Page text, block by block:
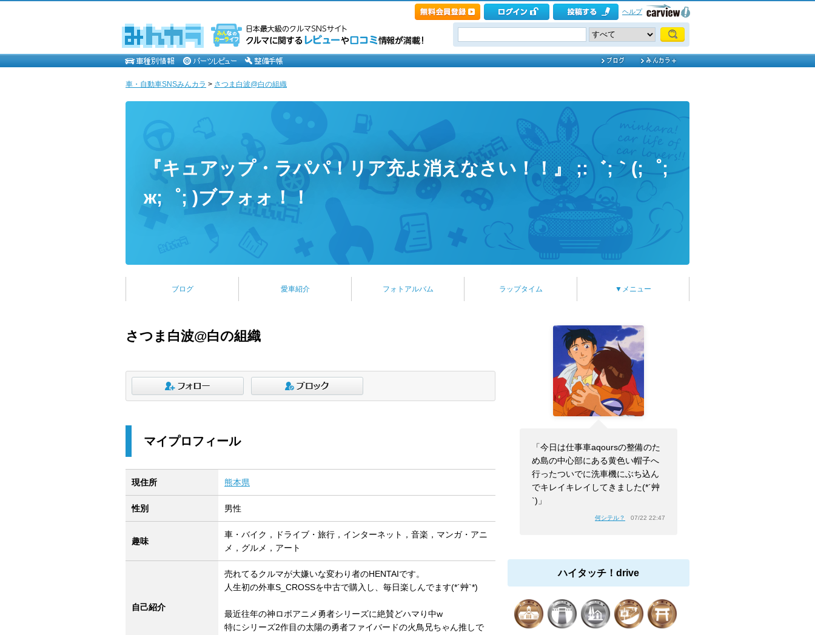
ヘルプ
車・自動車SNSみんカラ > さつま白波@白の組織
『キュアップ・ラパパ！リア充よ消えなさい！！』 ;:゛;｀(;゜;
ж;゜; )ブフォォ！！
ブログ 愛車紹介 フォトアルバム ラップタイム ▼メニュー
さつま白波@白の組織
「今日は仕事車aqoursの整備のた
め島の中心部にある黄色い帽子へ
行ったついでに洗車機にぶち込ん
でキレイキレイしてきました(*´艸
`)」
何シテル？ 07/22 22:47
ハイタッチ！drive
マイプロフィール
現住所 熊本県
性別 男性
趣味
車・バイク，ドライブ・旅行，インターネット，音楽，マンガ・アニ
メ，グルメ，アート
自己紹介
売れてるクルマが大嫌いな変わり者のHENTAIです。
人生初の外車S_CROSSを中古で購入し、毎日楽しんでます(*´艸`*)
最近往年の神ロボアニメ勇者シリーズに絶賛どハマり中w
特にシリーズ2作目の太陽の勇者ファイバードの火鳥兄ちゃん推しで